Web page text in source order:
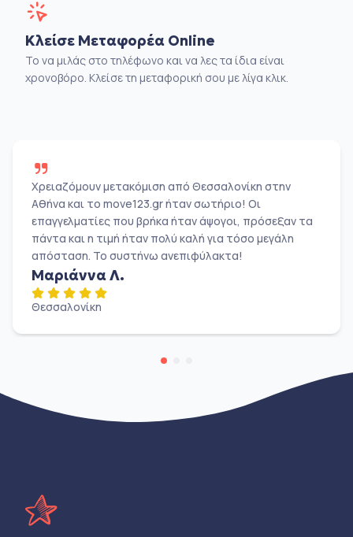
Κλείσε Μεταφορέα Online
Το να μιλάς στο τηλέφωνο και να λες τα ίδια είναι
χρονοβόρο. Κλείσε τη μεταφορική σου με λίγα κλικ.
Χρειαζόμουν μετακόμιση από Θεσσαλονίκη στην
Αθήνα και το move123.gr ήταν σωτήριο! Οι
επαγγελματίες που βρήκα ήταν άψογοι, πρόσεξαν τα
πάντα και η τιμή ήταν πολύ καλή για τόσο μεγάλη
απόσταση. Το συστήνω ανεπιφύλακτα!
Μαριάννα Λ.
Θεσσαλονίκη